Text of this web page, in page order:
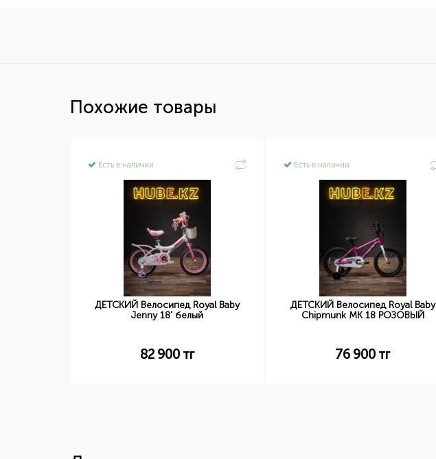
Похожие товары
Есть в наличии
ДЕТСКИЙ Велосипед Royal Baby
Jenny 18' белый
82 900тг
Есть в наличии
ДЕТСКИЙ Велосипед Royal Baby
Chipmunk MK 18 РОЗОВЫЙ
76 900 тг